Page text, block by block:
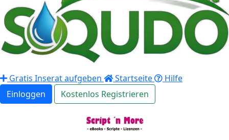
Gratis Inserat aufgeben Startseite
Hilfe
Einloggen
Kostenlos Registrieren